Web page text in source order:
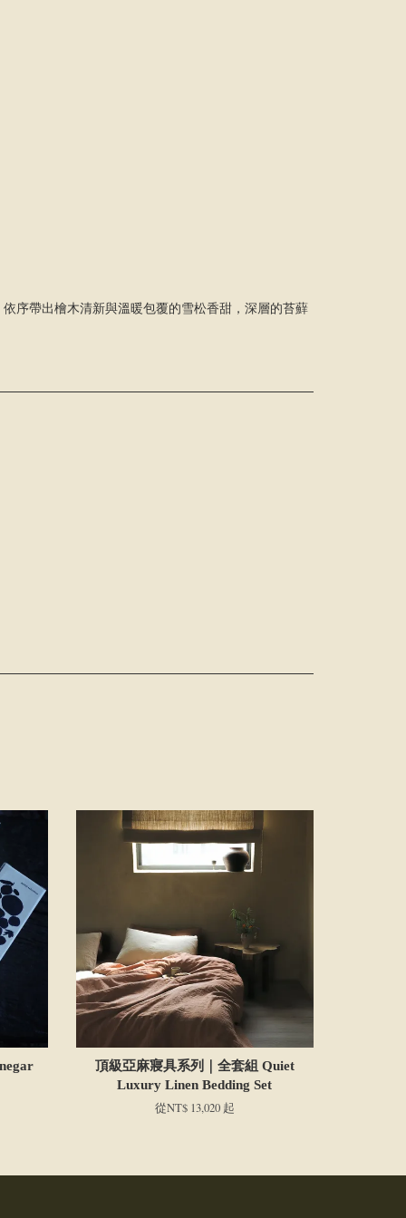
序帶出檜⽊清新與溫暖包覆的雪松⾹甜，深層的苔蘚
頂級亞麻寢具系列｜全套組 Quiet
Luxury Linen Bedding Set
從NT$ 13,020 起